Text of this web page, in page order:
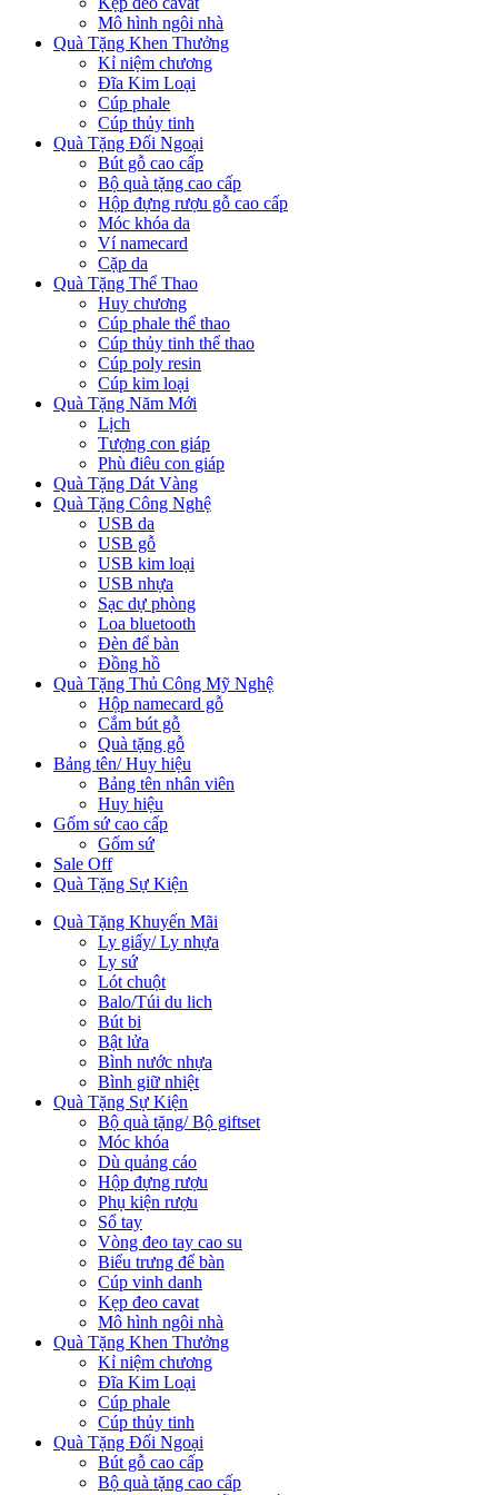
Mô hình ngôi nhà
Quà Tặng Khen Thưởng
Kỉ niệm chương
Đĩa Kim Loại
Cúp phale
Cúp thủy tinh
Quà Tặng Đối Ngoại
Bút gỗ cao cấp
Bộ quà tặng cao cấp
Hộp đựng rượu gỗ cao cấp
Móc khóa da
Ví namecard
Cặp da
Quà Tặng Thể Thao
Huy chương
Cúp phale thể thao
Cúp thủy tinh thể thao
Cúp poly resin
Cúp kim loại
Quà Tặng Năm Mới
Lịch
Tượng con giáp
Phù điêu con giáp
Quà Tặng Dát Vàng
Quà Tặng Công Nghệ
USB da
USB gỗ
USB kim loại
USB nhựa
Sạc dự phòng
Loa bluetooth
Đèn để bàn
Đồng hồ
Quà Tặng Thủ Công Mỹ Nghệ
Hộp namecard gỗ
Cắm bút gỗ
Quà tặng gỗ
Bảng tên/ Huy hiệu
Bảng tên nhân viên
Huy hiệu
Gốm sứ cao cấp
Gốm sứ
Sale Off
Quà Tặng Sự Kiện
Quà Tặng Khuyến Mãi
Ly giấy/ Ly nhựa
Ly sứ
Lót chuột
Balo/Túi du lich
Bút bi
Bật lửa
Bình nước nhựa
Bình giữ nhiệt
Quà Tặng Sự Kiện
Bộ quà tặng/ Bộ giftset
Móc khóa
Dù quảng cáo
Hộp đựng rượu
Phụ kiện rượu
Sổ tay
Vòng đeo tay cao su
Biểu trưng để bàn
Cúp vinh danh
Kẹp đeo cavat
Mô hình ngôi nhà
Quà Tặng Khen Thưởng
Kỉ niệm chương
Đĩa Kim Loại
Cúp phale
Cúp thủy tinh
Quà Tặng Đối Ngoại
Bút gỗ cao cấp
Bộ quà tặng cao cấp